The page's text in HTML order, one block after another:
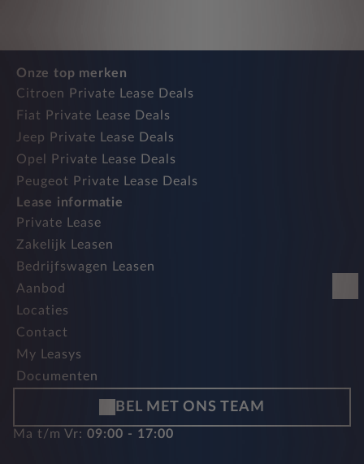
Onze top merken
Citroen Private Lease Deals
Fiat Private Lease Deals
Jeep Private Lease Deals
Opel Private Lease Deals
Peugeot Private Lease Deals
Lease informatie
Private Lease
Zakelijk Leasen
Bedrijfswagen Leasen
Aanbod
Locaties
Contact
My Leasys
Documenten
BEL MET ONS TEAM
Ma t/m Vr: 09:00 - 17:00